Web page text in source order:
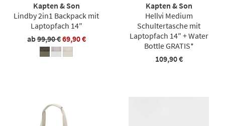
Kapten & Son
Lindby 2in1 Backpack mit
Laptopfach 14″
ab99,90 €69,90 €
Kapten & Son
Hellvi Medium
Schultertasche mit
Laptopfach 14″ + Water
Bottle GRATIS*
109,90 €